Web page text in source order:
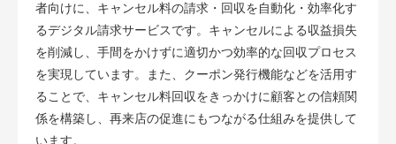
者向けに、キャンセル料の請求・回収を自動化・効率化す
るデジタル請求サービスです。キャンセルによる収益損失
を削減し、手間をかけずに適切かつ効率的な回収プロセス
を実現しています。また、クーポン発行機能などを活用す
ることで、キャンセル料回収をきっかけに顧客との信頼関
係を構築し、再来店の促進にもつながる仕組みを提供して
います。